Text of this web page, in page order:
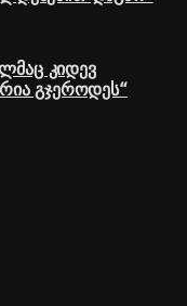
კიდევ
გჯეროდეს“